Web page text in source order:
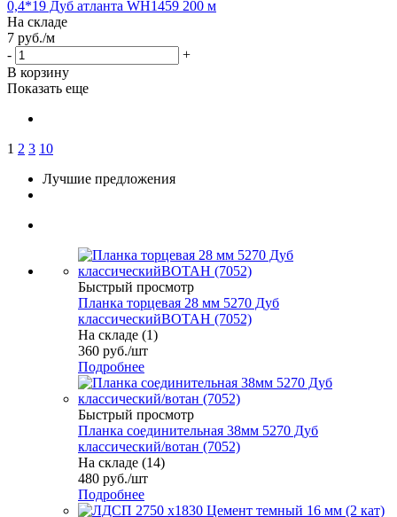
0,4*19 Дуб атланта WH1459 200 м
На складе
7 руб./м
-
+
В корзину
Показать еще
1 2 3 10
Лучшие предложения
Быстрый просмотр
Планка торцевая 28 мм 5270 Дуб
классическийВОТАН (7052)
На складе (1)
360 руб./шт
Подробнее
Быстрый просмотр
Планка соединительная 38мм 5270 Дуб
классический/вотан (7052)
На складе (14)
480 руб./шт
Подробнее